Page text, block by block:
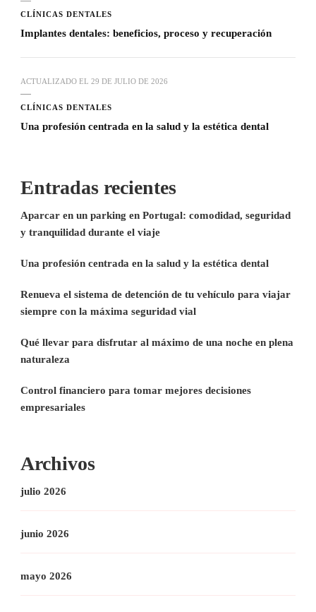
CLÍNICAS DENTALES
Implantes dentales: beneficios, proceso y recuperación
ACTUALIZADO EL 29 DE JULIO DE 2026
CLÍNICAS DENTALES
Una profesión centrada en la salud y la estética dental
Entradas recientes
Aparcar en un parking en Portugal: comodidad, seguridad
y tranquilidad durante el viaje
Una profesión centrada en la salud y la estética dental
Renueva el sistema de detención de tu vehículo para viajar
siempre con la máxima seguridad vial
Qué llevar para disfrutar al máximo de una noche en plena
naturaleza
Control financiero para tomar mejores decisiones
empresariales
Archivos
julio 2026
junio 2026
mayo 2026